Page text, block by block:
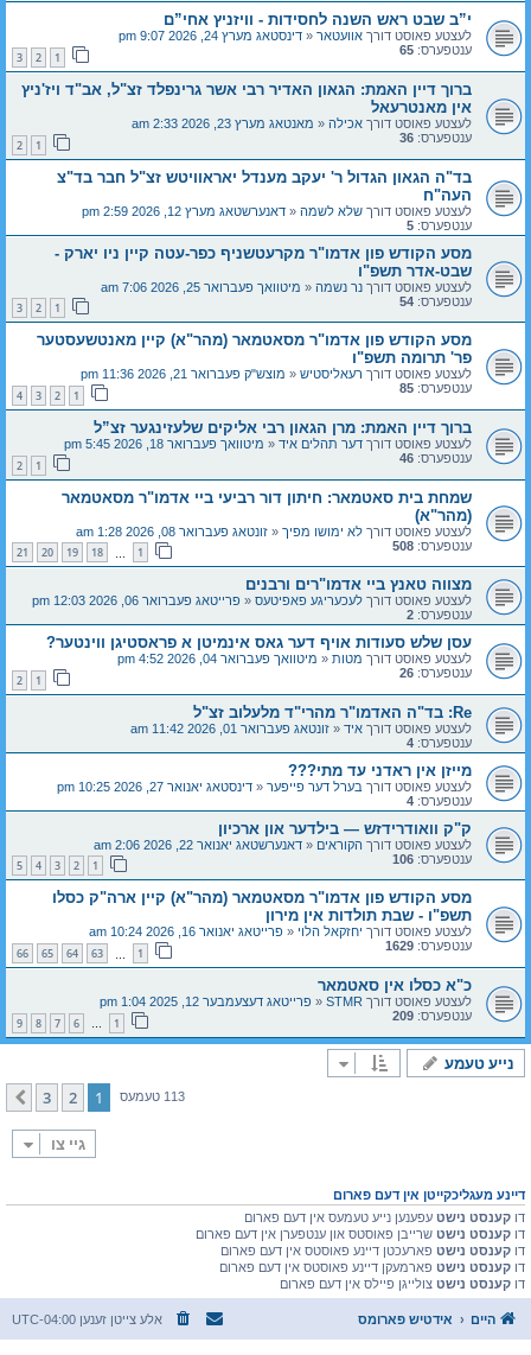
י”ב שבט ראש השנה לחסידות - וויזניץ אחי”ם
לעצטע פאוסט דורך אוועטאר « דינסטאג מערץ 24, 2026 9:07 pm
ענטפערס: 65
1
2
3
ברוך דיין האמת: הגאון האדיר רבי אשר גרינפלד זצ"ל, אב"ד ויז'ניץ
אין מאנטרעאל
לעצטע פאוסט דורך אכילה « מאנטאג מערץ 23, 2026 2:33 am
ענטפערס: 36
1
2
בד"ה הגאון הגדול ר' יעקב מענדל יאראוויטש זצ"ל חבר בד"צ
העה"ח
לעצטע פאוסט דורך שלא לשמה « דאנערשטאג מערץ 12, 2026 2:59 pm
ענטפערס: 5
מסע הקודש פון אדמו"ר מקרעטשניף כפר-עטה קיין ניו יארק -
שבט-אדר תשפ"ו
לעצטע פאוסט דורך נר נשמה « מיטוואך פעברואר 25, 2026 7:06 am
ענטפערס: 54
1
2
3
מסע הקודש פון אדמו"ר מסאטמאר (מהר"א) קיין מאנטשעסטער
פר' תרומה תשפ"ו
לעצטע פאוסט דורך רעאליסטיש « מוצש"ק פעברואר 21, 2026 11:36 pm
ענטפערס: 85
1
2
3
4
ברוך דיין האמת: מרן הגאון רבי אליקים שלעזינגער זצ”ל
לעצטע פאוסט דורך דער תהלים איד « מיטוואך פעברואר 18, 2026 5:45 pm
ענטפערס: 46
1
2
שמחת בית סאטמאר: חיתון דור רביעי ביי אדמו"ר מסאטמאר
(מהר"א)
לעצטע פאוסט דורך לא ימושו מפיך « זונטאג פעברואר 08, 2026 1:28 am
ענטפערס: 508
1
18
19
20
21
מצווה טאנץ ביי אדמו"רים ורבנים
לעצטע פאוסט דורך לעכעריגע פאפיטעס « פרייטאג פעברואר 06, 2026 12:03 pm
ענטפערס: 2
עסן שלש סעודות אויף דער גאס אינמיטן א פראסטיגן ווינטער?
לעצטע פאוסט דורך מטות « מיטוואך פעברואר 04, 2026 4:52 pm
ענטפערס: 26
1
2
Re: בד"ה האדמו"ר מהרי"ד מלעלוב זצ"ל
לעצטע פאוסט דורך איד « זונטאג פעברואר 01, 2026 11:42 am
ענטפערס: 4
מייזן אין ראדני עד מתי???
לעצטע פאוסט דורך בערל דער פייפער « דינסטאג יאנואר 27, 2026 10:25 pm
ענטפערס: 4
ק"ק וואודרידזש — בילדער און ארכיון
לעצטע פאוסט דורך הקוראים « דאנערשטאג יאנואר 22, 2026 2:06 am
ענטפערס: 106
1
2
3
4
5
מסע הקודש פון אדמו"ר מסאטמאר (מהר"א) קיין ארה"ק כסלו
תשפ"ו - שבת תולדות אין מירון
לעצטע פאוסט דורך יחזקאל הלוי « פרייטאג יאנואר 16, 2026 10:24 am
ענטפערס: 1629
1
63
64
65
66
כ"א כסלו אין סאטמאר
לעצטע פאוסט דורך STMR
« פרייטאג דעצעמבער 12, 2025 1:04 pm
ענטפערס: 209
1
…
6
7
8
9
נייע טעמע
113 טעמעס 1
2
3
קומענדיגע
גיי צו
דיינע מעגליכקייטן אין דעם פארום
דו קענסט נישט עפענען נייע טעמעס אין דעם פארום
דו קענסט נישט שרייבן פאוסטס און ענטפערן אין דעם פארום
דו קענסט נישט פארעכטן דיינע פאוסטס אין דעם פארום
דו קענסט נישט פארמעקן דיינע פאוסטס אין דעם פארום
דו קענסט נישט צולייגן פיילס אין דעם פארום
היים אידטיש פארומס אלע צייטן זענען UTC-04:00